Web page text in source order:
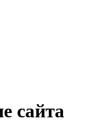
сайта